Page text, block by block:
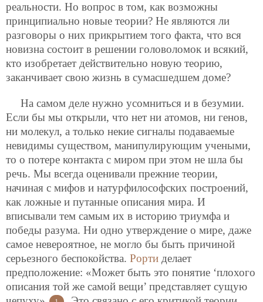
реальности. Но вопрос в том, как возможны
принципиально новые теории? Не являются ли
разговоры о них прикрытием того факта, что вся
новизна состоит в решении головоломок и всякий,
кто изобретает действительно новую теорию,
заканчивает свою жизнь в сумасшедшем доме?
На самом деле нужно усомниться и в безумии.
Если бы мы открыли, что нет ни атомов, ни генов,
ни молекул, а только некие сигналы подаваемые
невидимы существом, манипулирующим учеными,
то о потере контакта с миром при этом не шла бы
речь. Мы всегда оценивали прежние теории,
начиная с мифов и натурфилософских построений,
как ложные и путанные описания мира. И
вписывали тем самым их в историю триумфа и
победы разума. Ни одно утверждение о мире, даже
самое невероятное, не могло бы быть причиной
серьезного беспокойства. Рорти делает
предположение: «Может быть это понятие ‘плохого
описания той же самой вещи’ представляет сущую